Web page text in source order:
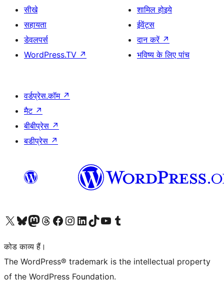
सीखे
सहायता
डेवलपर्स
WordPress.TV ↗
शामिल होइये
ईवेंट्स
दान करें ↗
भविष्य के लिए पांच
वर्डप्रेस.कॉम ↗
मैट ↗
बीबीप्रेस ↗
बडीप्रेस ↗
Visit our X (formerly Twitter) account
हमारे बलुस्की खाते पर जाएँVisit our Mastodon account
हमारे थ्रेड्स अकाउंट पर जाएंहमारे फेसबुक पेज पर जाएँहमारे इंस्टाग्राम अकाउंट पर जाएंहमारे लिंक्डइन खाते पर जाएँहमारे टिकटॉक खाते पर जाएँहमारे यूट्यूब चैनल पर जाएंहमारे Tumblr खाते पर जाएँ
कोड काव्य हैं।
The WordPress® trademark is the intellectual property
of the WordPress Foundation.